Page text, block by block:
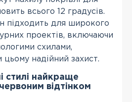
всього 12 градусів.
підходить для широкого
проектів, включаючи
схилами,
надійний захист.
стилі найкраще
відтінком